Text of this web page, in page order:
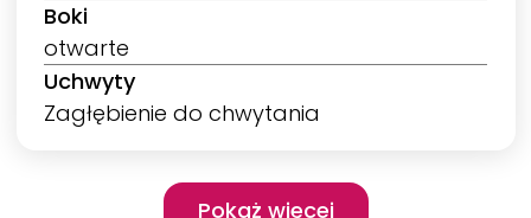
Boki
otwarte
Uchwyty
Zagłębienie do chwytania
Pagination
Pokaż więcej